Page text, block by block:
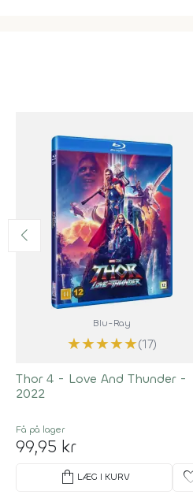
Blu-Ray
★★★★★(17)
Thor 4 - Love And Thunder -
2022
Få på lager
99,95 kr
shopping_bag LÆG I KURV